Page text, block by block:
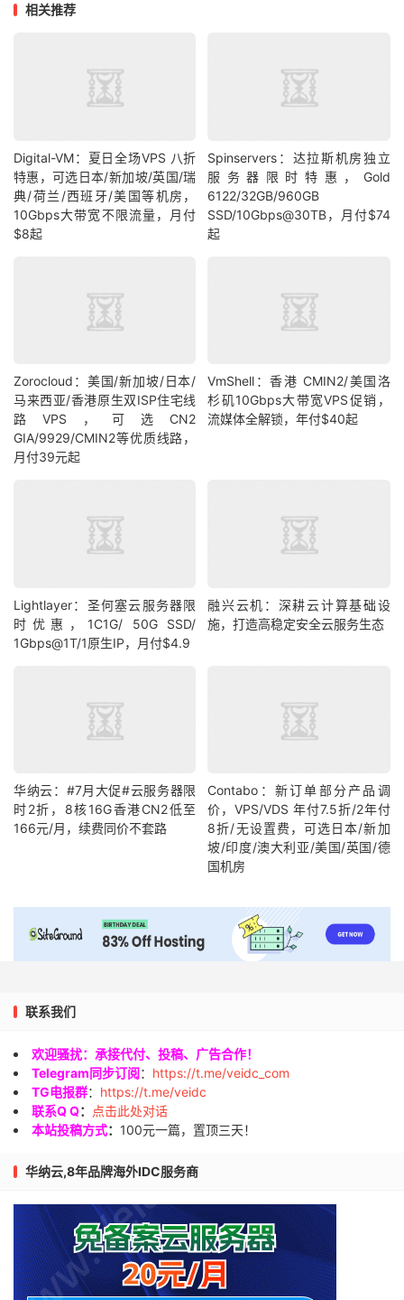
相关推荐
Digital-VM：夏日全场VPS 八折
特惠，可选日本/新加坡/英国/瑞
典/荷兰/西班牙/美国等机房，
10Gbps大带宽不限流量，月付
$8起
Spinservers：达拉斯机房独立
服务器限时特惠，Gold
6122/32GB/960GB
SSD/10Gbps@30TB，月付$74
起
Zorocloud：美国/新加坡/日本/
马来西亚/香港原生双ISP住宅线
路VPS，可选CN2
GIA/9929/CMIN2等优质线路，
月付39元起
VmShell：香港 CMIN2/美国洛
杉矶10Gbps大带宽VPS促销，
流媒体全解锁，年付$40起
Lightlayer：圣何塞云服务器限
时优惠，1C1G/ 50G SSD/
1Gbps@1T/1原生IP，月付$4.9
融兴云机：深耕云计算基础设
施，打造高稳定安全云服务生态
华纳云：#7月大促#云服务器限
时2折，8核16G香港CN2低至
166元/月，续费同价不套路
Contabo：新订单部分产品调
价，VPS/VDS 年付7.5折/2年付
8折/无设置费，可选日本/新加
坡/印度/澳大利亚/美国/英国/德
国机房
联系我们
欢迎骚扰：承接代付、投稿、广告合作！
Telegram同步订阅： https://t.me/veidc_com
TG电报群： https://t.me/veidc
联系Q Q：
点击此处对话
本站投稿方式： 100元一篇，置顶三天！
华纳云,8年品牌海外IDC服务商